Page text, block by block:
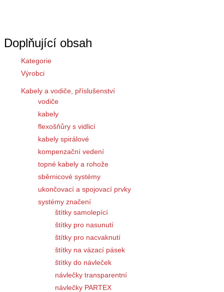
Doplňující obsah
Kategorie
Výrobci
Kabely a vodiče, příslušenství
vodiče
kabely
flexošňůry s vidlicí
kabely spirálové
kompenzační vedení
topné kabely a rohože
sběrnicové systémy
ukončovací a spojovací prvky
systémy značení
štítky samolepící
štítky pro nasunutí
štítky pro nacvaknutí
štítky na vázací pásek
štítky do návleček
návlečky transparentní
návlečky PARTEX